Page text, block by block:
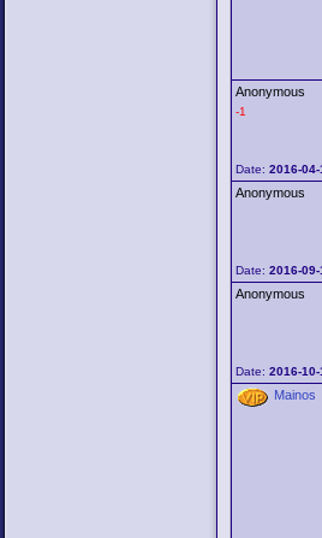
Anonymous
-1
Date:2016-
Anonymous
Date:2016-
Anonymous
Date:2016-
Mainos